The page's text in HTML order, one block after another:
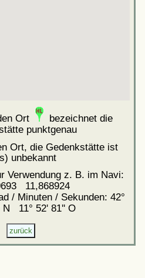
Ort
bezeichnet die
punktgenau
Ort, die Gedenkstätte ist
unbekannt
Verwendung z. B. im Navi:
11,868924
/ Minuten / Sekunden: 42°
N 11° 52' 81'' O